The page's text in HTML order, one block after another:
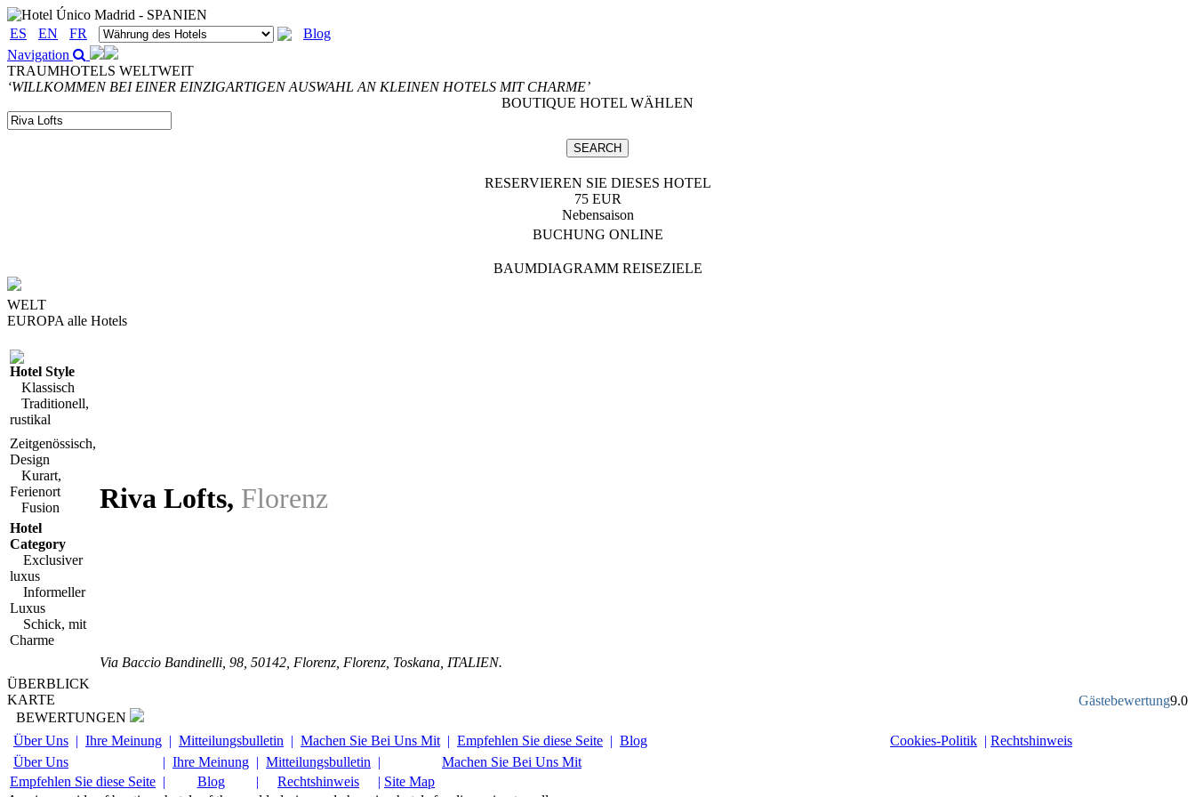
ES EN FR
Blog
Navigation
TRAUMHOTELS WELTWEIT
‘WILLKOMMEN BEI EINER EINZIGARTIGEN AUSWAHL AN KLEINEN HOTELS MIT CHARME’
BOUTIQUE HOTEL WÄHLEN
RESERVIEREN SIE DIESES HOTEL
75 EUR
Nebensaison
BUCHUNG ONLINE
BAUMDIAGRAMM REISEZIELE
WELT
EUROPA alle Hotels
Hotel Style
Klassisch
Traditionell,
rustikal
Zeitgenössisch,
Design
Kurart,
Ferienort
Fusion
Hotel
Category
Exclusiver
luxus
Informeller
Luxus
Schick, mit
Charme
Riva Lofts, Florenz
Via Baccio Bandinelli, 98 50142 , Florenz, Florenz Toskana ITALIEN.
Gästebewertung9.0
ÜBERBLICK
KARTE
BEWERTUNGEN
Über Uns | Ihre Meinung | Mitteilungsbulletin | Machen Sie Bei Uns Mit | Empfehlen Sie diese Seite | Blog Cookies-Politik | Rechtshinweis
Über Uns
| Ihre Meinung | Mitteilungsbulletin |
Machen Sie Bei Uns Mit
Empfehlen Sie diese Seite | Blog | Rechtshinweis | Site Map